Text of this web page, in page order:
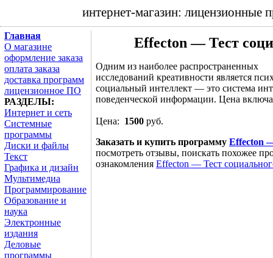
интернет-магазин:
Главная
О магазине
оформление заказа
оплата заказа
доставка программ
лицензионное ПО
РАЗДЕЛЫ:
Интернет и сеть
Системные
программы
Диски и файлы
Текст
Графика и дизайн
Мультимедиа
Программирование
Образование и
наука
Электронные
издания
Деловые
программы
Effecton — Тест
Одним из наиболее распространенных
исследований креативности является
социальный интеллект — это система
поведенческой информации. Цена
Цена: 1500 руб.
Заказать и купить программу Effecton
посмотреть отзывы, поискать похожее
ознакомления Effecton — Тест